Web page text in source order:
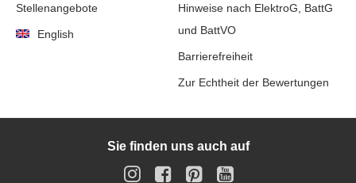
Stellenangebote
English
Hinweise nach ElektroG, BattG
und BattVO
Barrierefreiheit
Zur Echtheit der Bewertungen
Sie finden uns auch auf
InstagramFacebookPinterestYouTube